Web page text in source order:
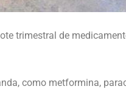
trimestral de
como metformina,